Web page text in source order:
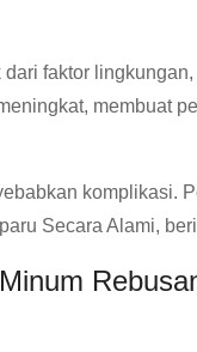
faktor
membuat
komplikasi.
Secara Alami,